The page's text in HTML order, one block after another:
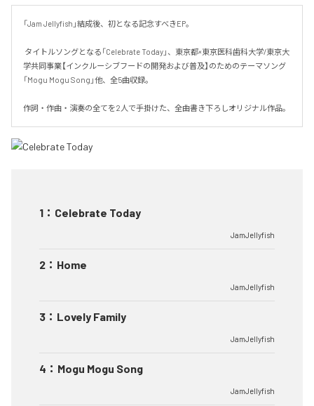
「Jam Jellyfish」結成後、初となる記念すべきEP。
学共同事業【インクルーシブフードの開発および普及】のためのテーマソング
「Mogu Mogu Song」他、全5曲収録。
作詞・作曲・演奏の全てを2人で手掛けた、全曲書き下ろしオリジナル作品。
1 ： Celebrate Today
JamJellyfish
2 ： Home
JamJellyfish
3 ： Lovely Family
JamJellyfish
4 ： Mogu Mogu Song
JamJellyfish